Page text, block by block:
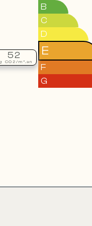
B
C
D
E
F
G
52
CO2/m².an